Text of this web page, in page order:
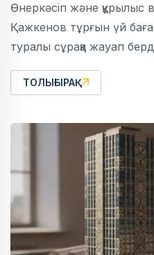
Өнеркәсіп және құрылыс
Қажкенов тұрғын үй
туралы сұраққа жауап
ТОЛЫҒЫРАҚ